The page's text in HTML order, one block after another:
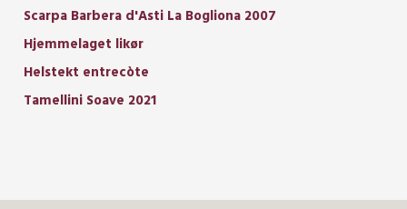
Scarpa Barbera d'Asti La Bogliona 2007
Hjemmelaget likør
Helstekt entrecòte
Tamellini Soave 2021